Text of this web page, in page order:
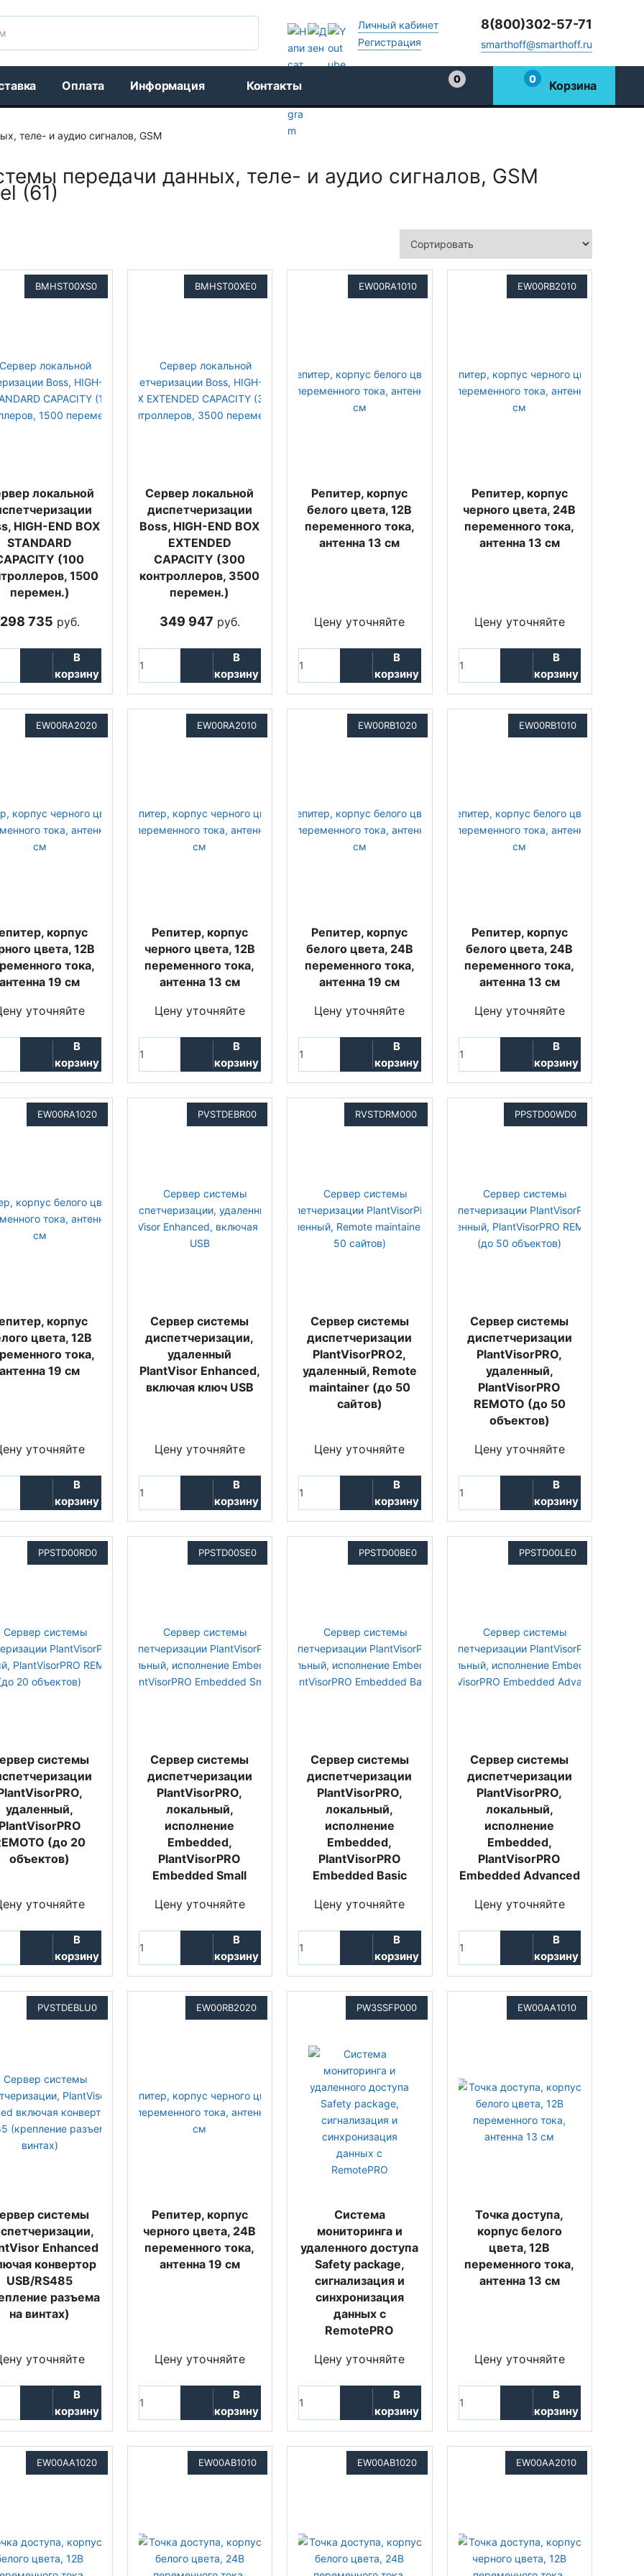
Личный кабинет
Регистрация
8(800)302-57-71
smarthoff@smarthoff.ru
Оплата Информация Контакты
0
0 Корзина
теле- и аудио сигналов, GSM
передачи данных, теле- и аудио сигналов, GSM
(61)
BMHST00XS0
локальной
HIGH-END BOX
STANDARD
(100
1500
перемен.)
298 735 руб.
В
корзину
BMHST00XE0
Cервер локальной
диспетчеризации
Boss, HIGH-END BOX
EXTENDED
CAPACITY (300
контроллеров, 3500
перемен.)
349 947 руб.
В
корзину
EW00RA1010
Репитер, корпус
белого цвета, 12В
переменного тока,
антенна 13 см
Цену уточняйте
В
корзину
EW00RB2010
Репитер, корпус
черного цвета, 24В
переменного тока,
антенна 13 см
Цену уточняйте
В
корзину
EW00RA2020
корпус
цвета, 12В
тока,
антенна 19 см
уточняйте
В
корзину
EW00RA2010
Репитер, корпус
черного цвета, 12В
переменного тока,
антенна 13 см
Цену уточняйте
В
корзину
EW00RB1020
Репитер, корпус
белого цвета, 24В
переменного тока,
антенна 19 см
Цену уточняйте
В
корзину
EW00RB1010
Репитер, корпус
белого цвета, 24В
переменного тока,
антенна 13 см
Цену уточняйте
В
корзину
EW00RA1020
корпус
цвета, 12В
тока,
антенна 19 см
уточняйте
В
корзину
PVSTDEBR00
Сервер системы
диспетчеризации,
удаленный
PlantVisor Enhanced,
включая ключ USB
Цену уточняйте
В
корзину
RVSTDRM000
Сервер системы
диспетчеризации
PlantVisorPRO2,
удаленный, Remote
maintainer (до 50
сайтов)
Цену уточняйте
В
корзину
PPSTD00WD0
Сервер системы
диспетчеризации
PlantVisorPRO,
удаленный,
PlantVisorPRO
REMOTO (до 50
объектов)
Цену уточняйте
В
корзину
PPSTD00RD0
системы
удаленный,
(до 20
объектов)
уточняйте
В
корзину
PPSTD00SE0
Сервер системы
диспетчеризации
PlantVisorPRO,
локальный,
исполнение
Embedded,
PlantVisorPRO
Embedded Small
Цену уточняйте
В
корзину
PPSTD00BE0
Сервер системы
диспетчеризации
PlantVisorPRO,
локальный,
исполнение
Embedded,
PlantVisorPRO
Embedded Basic
Цену уточняйте
В
корзину
PPSTD00LE0
Сервер системы
диспетчеризации
PlantVisorPRO,
локальный,
исполнение
Embedded,
PlantVisorPRO
Embedded Advanced
Цену уточняйте
В
корзину
PVSTDEBLU0
системы
Enhanced
конвертор
USB/RS485
разъема
на винтах)
уточняйте
В
корзину
EW00RB2020
Репитер, корпус
черного цвета, 24В
переменного тока,
антенна 19 см
Цену уточняйте
В
корзину
PW3SSFP000
Система
мониторинга и
удаленного доступа
Safety package,
сигнализация и
синхронизация
данных с
RemotePRO
Цену уточняйте
В
корзину
EW00AA1010
Точка доступа,
корпус белого
цвета, 12В
переменного тока,
антенна 13 см
Цену уточняйте
В
корзину
EW00AA1020 EW00AB1010 EW00AB1020 EW00AA2010